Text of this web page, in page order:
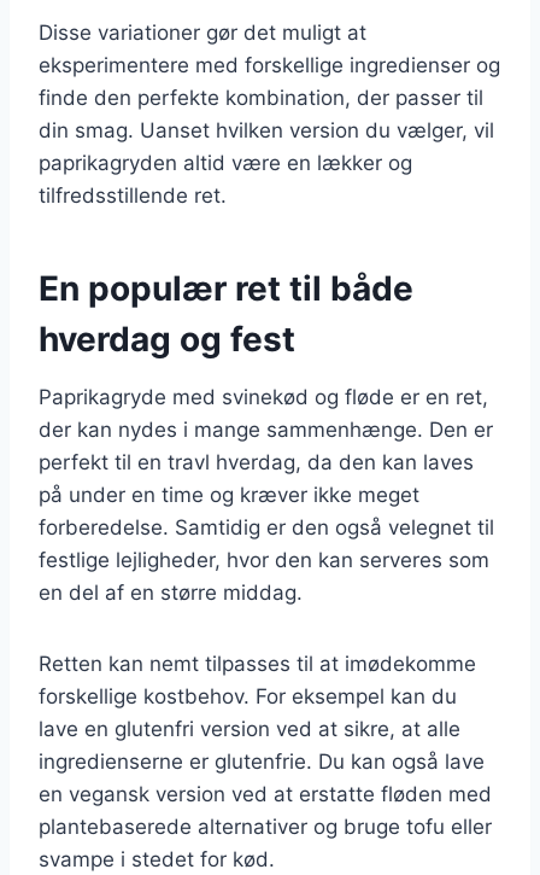
Disse variationer gør det muligt at
eksperimentere med forskellige ingredienser og
finde den perfekte kombination, der passer til
din smag. Uanset hvilken version du vælger, vil
paprikagryden altid være en lækker og
tilfredsstillende ret.
En populær ret til både
hverdag og fest
Paprikagryde med svinekød og fløde er en ret,
der kan nydes i mange sammenhænge. Den er
perfekt til en travl hverdag, da den kan laves
på under en time og kræver ikke meget
forberedelse. Samtidig er den også velegnet til
festlige lejligheder, hvor den kan serveres som
en del af en større middag.
Retten kan nemt tilpasses til at imødekomme
forskellige kostbehov. For eksempel kan du
lave en glutenfri version ved at sikre, at alle
ingredienserne er glutenfrie. Du kan også lave
en vegansk version ved at erstatte fløden med
plantebaserede alternativer og bruge tofu eller
svampe i stedet for kød.